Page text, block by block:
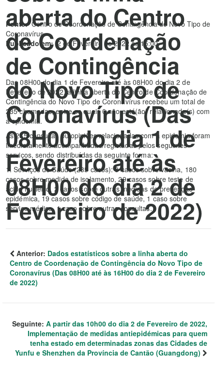
aberta do Centro
de Coordenação
de Contingência
do Novo Tipo de
Coronavírus (Das
08H00 do dia 1 de
Fevereiro até às
08H00 do dia 2 de
Fevereiro de 2022)
Fonte: Centro de Coordenação de Contingência do Novo Tipo de
Coronavírus
Publicado em: 2 de Fevereiro de 2022 às 15:00
Das 08H00 do dia 1 de Fevereiro até às 08H00 do dia 2 de
Fevereiro de 2022, a linha aberta do Centro de Coordenação de
Contingência do Novo Tipo de Coronavírus recebeu um total de
235 chamadas, entre os quais 0 não está(ão) relacionada(s) com
a epidemia.
As 235 consultas ou opiniões relacionadas com a epidemia foram
imediatamente acompanhadas/registadas pelos seguintes
serviços, sendo distribuídas da seguinte forma:
1. Serviços de Saúde (235 casos): 3 casos sobre vacina, 180
casos sobre medida de isolamento, 29 casos sobre teste de
ácido nucleico, 2 casos sobre outras medidas de prevenção
epidémica, 19 casos sobre código de saúde, 1 caso sobre
serviço médico, 1 caso sobre outras consultas.
Anterior: Dados estatísticos sobre a linha aberta do
Centro de Coordenação de Contingência do Novo Tipo de
Coronavírus (Das 08H00 até às 16H00 do dia 2 de Fevereiro
de 2022)
Seguinte: A partir das 10h00 do dia 2 de Fevereiro de 2022,
Implementação de medidas antiepidémicas para quem
tenha estado em determinadas zonas das Cidades de
Yunfu e Shenzhen da Província de Cantão (Guangdong)